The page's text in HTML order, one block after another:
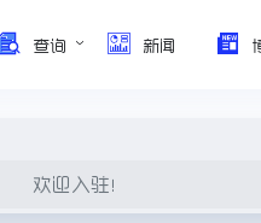
查询 新闻
欢迎入驻！